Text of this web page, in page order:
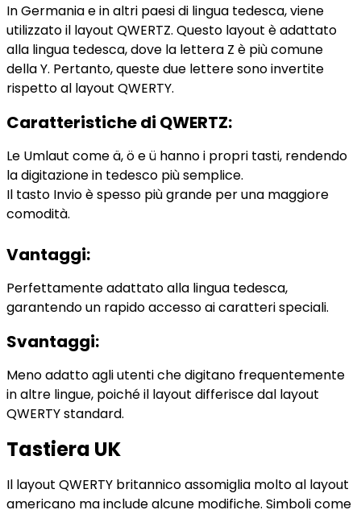
In Germania e in altri paesi di lingua tedesca, viene
utilizzato il layout QWERTZ. Questo layout è adattato
alla lingua tedesca, dove la lettera Z è più comune
della Y. Pertanto, queste due lettere sono invertite
rispetto al layout QWERTY.
Caratteristiche di QWERTZ:
Le Umlaut come ä, ö e ü hanno i propri tasti, rendendo
la digitazione in tedesco più semplice.
Il tasto Invio è spesso più grande per una maggiore
comodità.
Vantaggi:
Perfettamente adattato alla lingua tedesca,
garantendo un rapido accesso ai caratteri speciali.
Svantaggi:
Meno adatto agli utenti che digitano frequentemente
in altre lingue, poiché il layout differisce dal layout
QWERTY standard.
Tastiera UK
Il layout QWERTY britannico assomiglia molto al layout
americano ma include alcune modifiche. Simboli come